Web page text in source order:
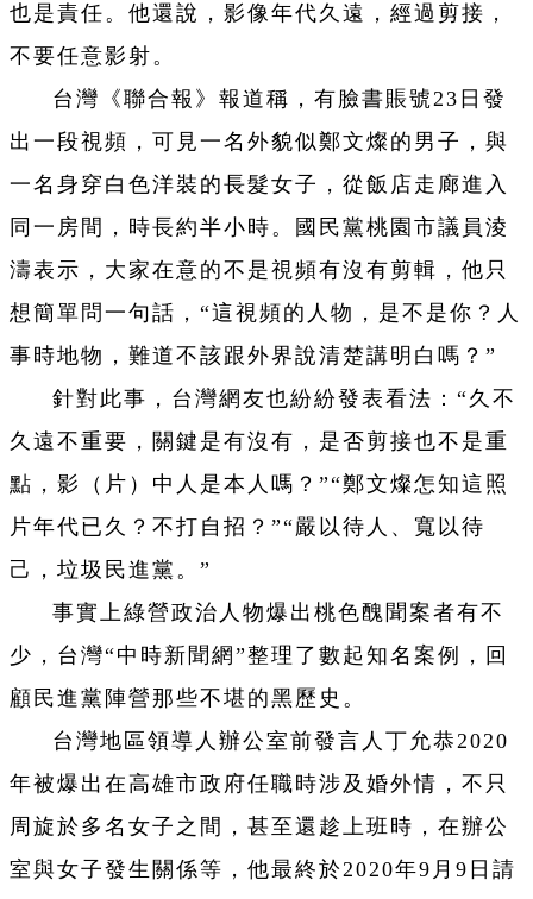
也是責任。他還說，影像年代久遠，經過剪接，
不要任意影射。
台灣《聯合報》報道稱，有臉書賬號23日發
出一段視頻，可見一名外貌似鄭文燦的男子，與
一名身穿白色洋裝的長髮女子，從飯店走廊進入
同一房間，時長約半小時。國民黨桃園市議員淩
濤表示，大家在意的不是視頻有沒有剪輯，他只
想簡單問一句話，“這視頻的人物，是不是你？人
事時地物，難道不該跟外界說清楚講明白嗎？”
針對此事，台灣網友也紛紛發表看法：“久不
久遠不重要，關鍵是有沒有，是否剪接也不是重
點，影（片）中人是本人嗎？”“鄭文燦怎知這照
片年代已久？不打自招？”“嚴以待人、寬以待
己，垃圾民進黨。”
事實上綠營政治人物爆出桃色醜聞案者有不
少，台灣“中時新聞網”整理了數起知名案例，回
顧民進黨陣營那些不堪的黑歷史。
台灣地區領導人辦公室前發言人丁允恭2020
年被爆出在高雄市政府任職時涉及婚外情，不只
周旋於多名女子之間，甚至還趁上班時，在辦公
室與女子發生關係等，他最終於2020年9月9日請